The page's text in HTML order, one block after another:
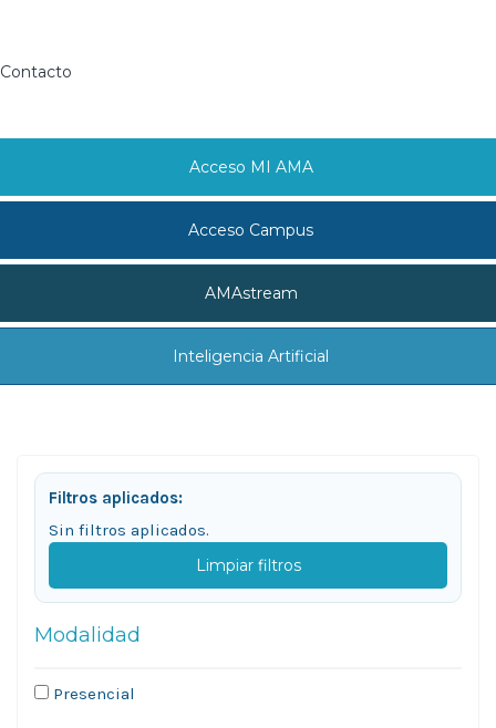
Contacto
Acceso MI AMA
Acceso Campus
AMAstream
Inteligencia Artificial
Filtros aplicados:
Sin filtros aplicados.
Limpiar filtros
Modalidad
Presencial